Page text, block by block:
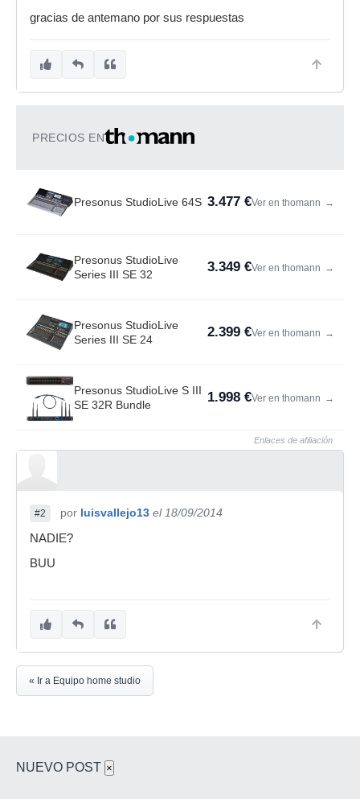
gracias de antemano por sus respuestas
PRECIOS EN
Presonus StudioLive 64S 3.477 €Ver en thomann →
Presonus StudioLive
Series III SE 32
3.349 €Ver en thomann →
Presonus StudioLive
Series III SE 24
2.399 €Ver en thomann →
Presonus StudioLive S III
SE 32R Bundle
1.998 €Ver en thomann →
Enlaces de afiliación
#2 por luisvallejo13 el 18/09/2014
NADIE?
BUU
« Ir a Equipo home studio
NUEVO POST ×